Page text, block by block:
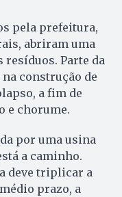
pela prefeitura,
abriram uma
resíduos. Parte da
construção de
a fim de
e chorume.
por uma usina
a caminho.
deve triplicar a
prazo, a